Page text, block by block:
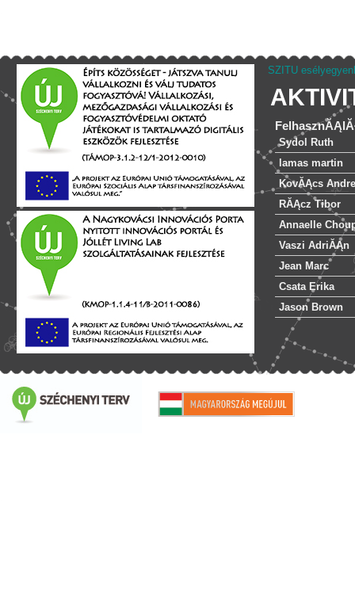
SZITU
Sydol Ruth
lamas martin
KovĂĄcs
RĂĄcz Tibor
Annaelle
Vaszi AdriĂĄn
Jean Marc
Csata Erika
Jason Brown